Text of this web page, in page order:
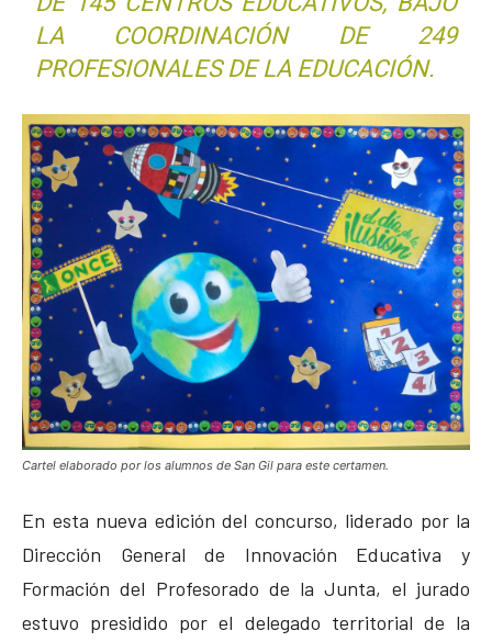
LA COORDINACIÓN DE 249
PROFESIONALES DE LA EDUCACIÓN.
Cartel elaborado por los alumnos de San Gil para este certamen.
En esta nueva edición del concurso, liderado por la
Dirección General de Innovación Educativa y
Formación del Profesorado de la Junta, el jurado
estuvo presidido por el delegado territorial de la